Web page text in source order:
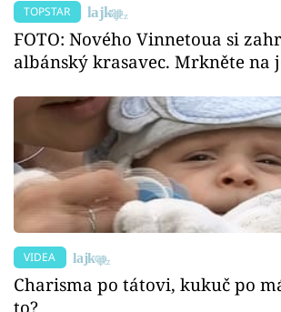
TOPSTAR
FOTO: Nového Vinnetoua si
albánský krasavec. Mrkněte na
VIDEA
Charisma po tátovi, kukuč po
to?